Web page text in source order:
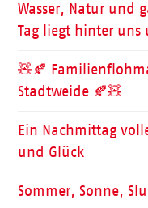
Wasser, Natur und
Tag liegt hinter
🧸🍂
Stadtweide 🍂🧸
Ein Nachmittag
und Glück
Sommer, Sonne,